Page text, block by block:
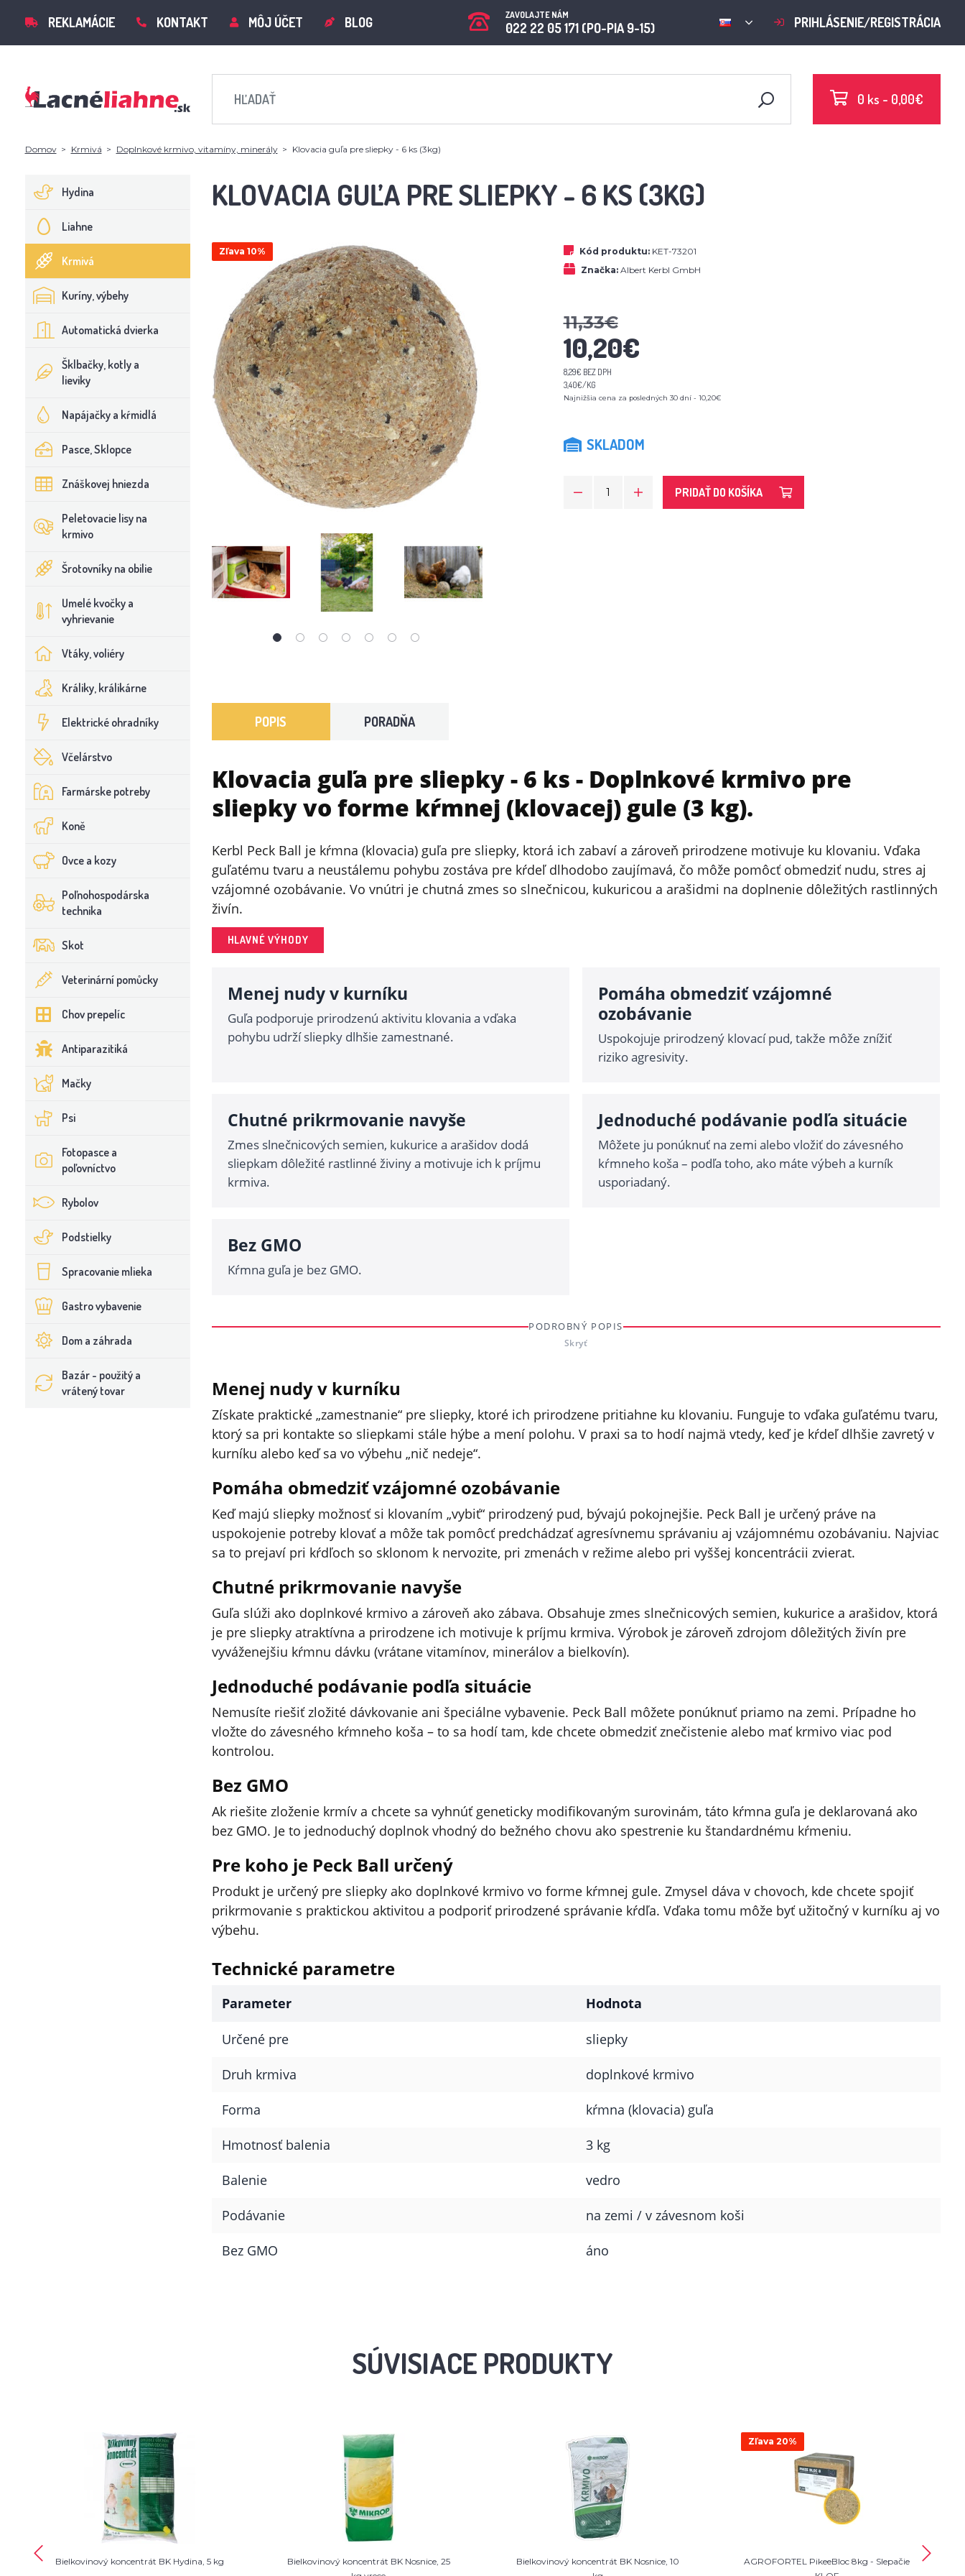
REKLAMÁCIE KONTAKT MÔJ ÚČET BLOG ZAVOLAJTE NÁM
022 22 05 171 (PO-PIA 9-15) PRIHLÁSENIE/REGISTRÁCIA
0 ks - 0,00€
Domov Krmivá Doplnkové krmivo, vitamíny, minerály Klovacia guľa pre sliepky - 6 ks (3kg)
Hydina
Liahne
Krmivá
Kuríny, výbehy
Automatická dvierka
Šklbačky, kotly a
lieviky
Napájačky a kŕmidlá
Pasce, Sklopce
Znáškovej hniezda
Peletovacie lisy na
krmivo
Šrotovníky na obilie
Umelé kvočky a
vyhrievanie
Vtáky, voliéry
Králiky, králikárne
Elektrické ohradníky
Včelárstvo
Farmárske potreby
Koně
Ovce a kozy
Poľnohospodárska
technika
Skot
Veterinární pomůcky
Chov prepelíc
Antiparazitiká
Mačky
Psi
Fotopasce a
poľovníctvo
Rybolov
Podstielky
Spracovanie mlieka
Gastro vybavenie
Dom a záhrada
Bazár - použitý a
vrátený tovar
KLOVACIA GUĽA PRE SLIEPKY - 6 KS (3KG)
Zľava 10% Kód produktu: KET-73201
Značka: Albert Kerbl GmbH
11,33€
10,20€
8,29€ BEZ DPH
3,40€/KG
Najnižšia cena za posledných 30 dní - 10,20€
SKLADOM
PRIDAŤ DO KOŠÍKA
POPIS PORADŇA
Klovacia guľa pre sliepky - 6 ks - Doplnkové krmivo pre
sliepky vo forme kŕmnej (klovacej) gule (3 kg).
Kerbl Peck Ball je kŕmna (klovacia) guľa pre sliepky, ktorá ich zabaví a zároveň prirodzene motivuje ku klovaniu. Vďaka
guľatému tvaru a neustálemu pohybu zostáva pre kŕdeľ dlhodobo zaujímavá, čo môže pomôcť obmedziť nudu, stres aj
vzájomné ozobávanie. Vo vnútri je chutná zmes so slnečnicou, kukuricou a arašidmi na doplnenie dôležitých rastlinných
živín.
HLAVNÉ VÝHODY
Menej nudy v kurníku
Guľa podporuje prirodzenú aktivitu klovania a vďaka
pohybu udrží sliepky dlhšie zamestnané.
Pomáha obmedziť vzájomné
ozobávanie
Uspokojuje prirodzený klovací pud, takže môže znížiť
riziko agresivity.
Chutné prikrmovanie navyše
Zmes slnečnicových semien, kukurice a arašidov dodá
sliepkam dôležité rastlinné živiny a motivuje ich k príjmu
krmiva.
Jednoduché podávanie podľa situácie
Môžete ju ponúknuť na zemi alebo vložiť do závesného
kŕmneho koša – podľa toho, ako máte výbeh a kurník
usporiadaný.
Bez GMO
Kŕmna guľa je bez GMO.
PODROBNÝ POPIS
Skryť
Menej nudy v kurníku
Získate praktické „zamestnanie“ pre sliepky, ktoré ich prirodzene pritiahne ku klovaniu. Funguje to vďaka guľatému tvaru,
ktorý sa pri kontakte so sliepkami stále hýbe a mení polohu. V praxi sa to hodí najmä vtedy, keď je kŕdeľ dlhšie zavretý v
kurníku alebo keď sa vo výbehu „nič nedeje“.
Pomáha obmedziť vzájomné ozobávanie
Keď majú sliepky možnosť si klovaním „vybiť“ prirodzený pud, bývajú pokojnejšie. Peck Ball je určený práve na
uspokojenie potreby klovať a môže tak pomôcť predchádzať agresívnemu správaniu aj vzájomnému ozobávaniu. Najviac
sa to prejaví pri kŕdľoch so sklonom k nervozite, pri zmenách v režime alebo pri vyššej koncentrácii zvierat.
Chutné prikrmovanie navyše
Guľa slúži ako doplnkové krmivo a zároveň ako zábava. Obsahuje zmes slnečnicových semien, kukurice a arašidov, ktorá
je pre sliepky atraktívna a prirodzene ich motivuje k príjmu krmiva. Výrobok je zároveň zdrojom dôležitých živín pre
vyváženejšiu kŕmnu dávku (vrátane vitamínov, minerálov a bielkovín).
Jednoduché podávanie podľa situácie
Nemusíte riešiť zložité dávkovanie ani špeciálne vybavenie. Peck Ball môžete ponúknuť priamo na zemi. Prípadne ho
vložte do závesného kŕmneho koša – to sa hodí tam, kde chcete obmedziť znečistenie alebo mať krmivo viac pod
kontrolou.
Bez GMO
Ak riešite zloženie krmív a chcete sa vyhnúť geneticky modifikovaným surovinám, táto kŕmna guľa je deklarovaná ako
bez GMO. Je to jednoduchý doplnok vhodný do bežného chovu ako spestrenie ku štandardnému kŕmeniu.
Pre koho je Peck Ball určený
Produkt je určený pre sliepky ako doplnkové krmivo vo forme kŕmnej gule. Zmysel dáva v chovoch, kde chcete spojiť
prikrmovanie s praktickou aktivitou a podporiť prirodzené správanie kŕdľa. Vďaka tomu môže byť užitočný v kurníku aj vo
výbehu.
Technické parametre
Parameter Hodnota
Určené pre sliepky
Druh krmiva doplnkové krmivo
Forma kŕmna (klovacia) guľa
Hmotnosť balenia 3 kg
Balenie vedro
Podávanie na zemi / v závesnom koši
Bez GMO áno
SÚVISIACE PRODUKTY
Bielkovinový koncentrát BK Hydina, 5 kg
Bielkovinový koncentrát BK Nosnice, 25
Bielkovinový koncentrát BK Nosnice, 10
Zľava 20%
AGROFORTEL PikeeBloc 8kg - Slepačie